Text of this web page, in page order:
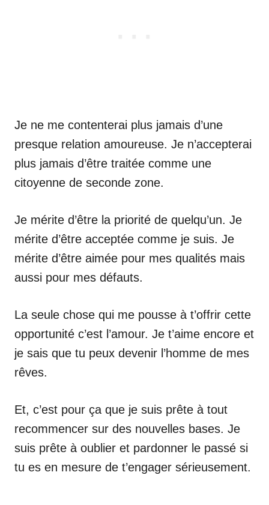
Je ne me contenterai plus jamais d’une
presque relation amoureuse. Je n’accepterai
plus jamais d’être traitée comme une
citoyenne de seconde zone.
Je mérite d’être la priorité de quelqu’un. Je
mérite d’être acceptée comme je suis. Je
mérite d’être aimée pour mes qualités mais
aussi pour mes défauts.
La seule chose qui me pousse à t’offrir cette
opportunité c’est l’amour. Je t’aime encore et
je sais que tu peux devenir l’homme de mes
rêves.
Et, c’est pour ça que je suis prête à tout
recommencer sur des nouvelles bases. Je
suis prête à oublier et pardonner le passé si
tu es en mesure de t’engager sérieusement.